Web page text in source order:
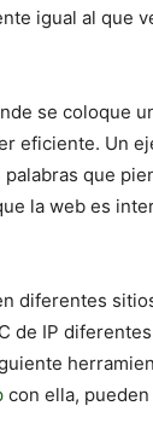
igual al que
se coloque
eficiente. Un
que
la web es
diferentes
de IP
con ella,